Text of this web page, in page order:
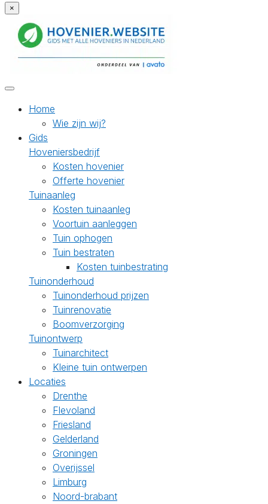
×
Home
Wie zijn wij?
Gids
Hoveniersbedrijf
Kosten hovenier
Offerte hovenier
Tuinaanleg
Kosten tuinaanleg
Voortuin aanleggen
Tuin ophogen
Tuin bestraten
Kosten tuinbestrating
Tuinonderhoud
Tuinonderhoud prijzen
Tuinrenovatie
Boomverzorging
Tuinontwerp
Tuinarchitect
Kleine tuin ontwerpen
Locaties
Drenthe
Flevoland
Friesland
Gelderland
Groningen
Overijssel
Limburg
Noord-brabant